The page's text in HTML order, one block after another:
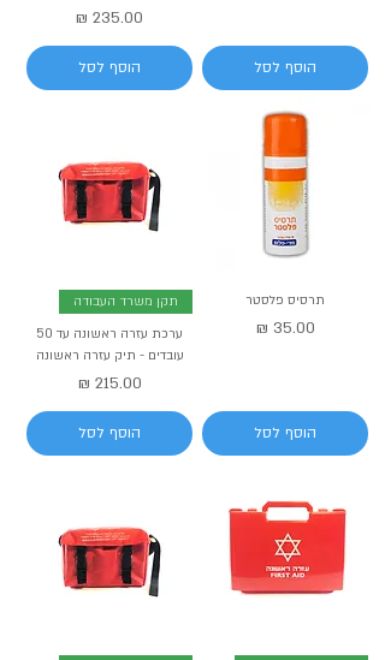
הוסף לסל
מחיר
הוסף לסל
תרסיס פלסטר
מחיר
הוסף לסל
תקן משרד העבודה
ערכת עזרה ראשונה עד 50
עובדים - תיק עזרה ראשונה
מחיר
הוסף לסל